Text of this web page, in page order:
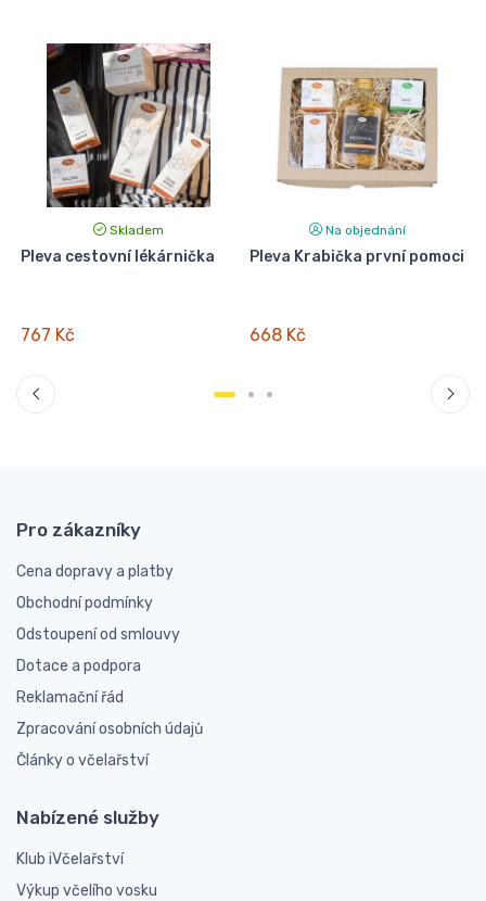
Skladem
Pleva cestovní lékárnička
767 Kč
Na objednání
Pleva Krabička první pomoci
668 Kč
Pro zákazníky
Cena dopravy a platby
Obchodní podmínky
Odstoupení od smlouvy
Dotace a podpora
Reklamační řád
Zpracování osobních údajů
Články o včelařství
Nabízené služby
Klub iVčelařství
Výkup včelího vosku